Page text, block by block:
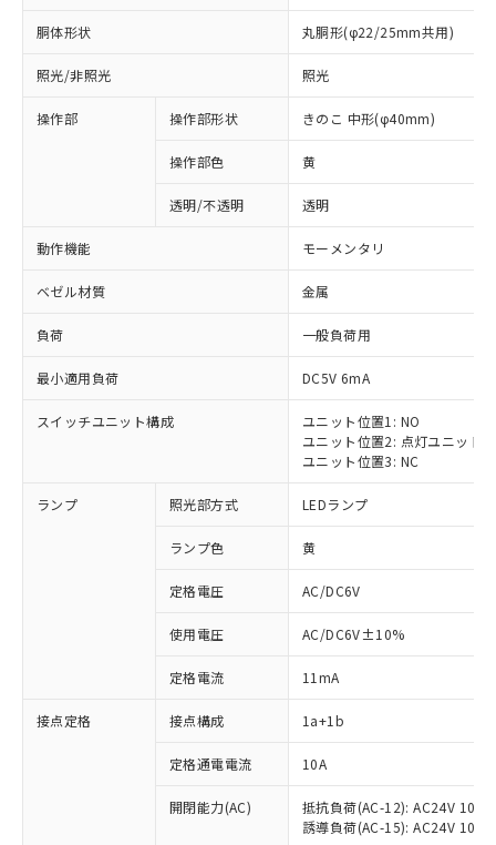
胴体形状 丸胴形(φ22/25mm共用)
照光/非照光 照光
操作部 操作部形状 きのこ 中形(φ40mm)
操作部色 黄
透明/不透明 透明
動作機能 モーメンタリ
ベゼル材質 金属
負荷 一般負荷用
最小適用負荷 DC5V 6mA
スイッチユニット構成
ユニット位置1: NO
ユニット位置2: 点灯ユニット
ユニット位置3: NC
ランプ 照光部方式 LEDランプ
ランプ色 黄
定格電圧 AC/DC6V
使用電圧 AC/DC6V±10%
定格電流 11mA
接点定格 接点構成 1a+1b
定格通電電流 10A
開閉能力(AC)
抵抗負荷(AC-12): AC24V 10A/
誘導負荷(AC-15): AC24V
ご利用条件
ご利用ください。
非含有に対応した製品が提供可能な商品で
有に対応した製品に切り替える予定のある
対応予定なし：EU RoHS指令（10物質）の
非含有に非対応の商品で、対応品を出す予
定はありません。
調査・確認中：EU RoHS指令（10物質）の